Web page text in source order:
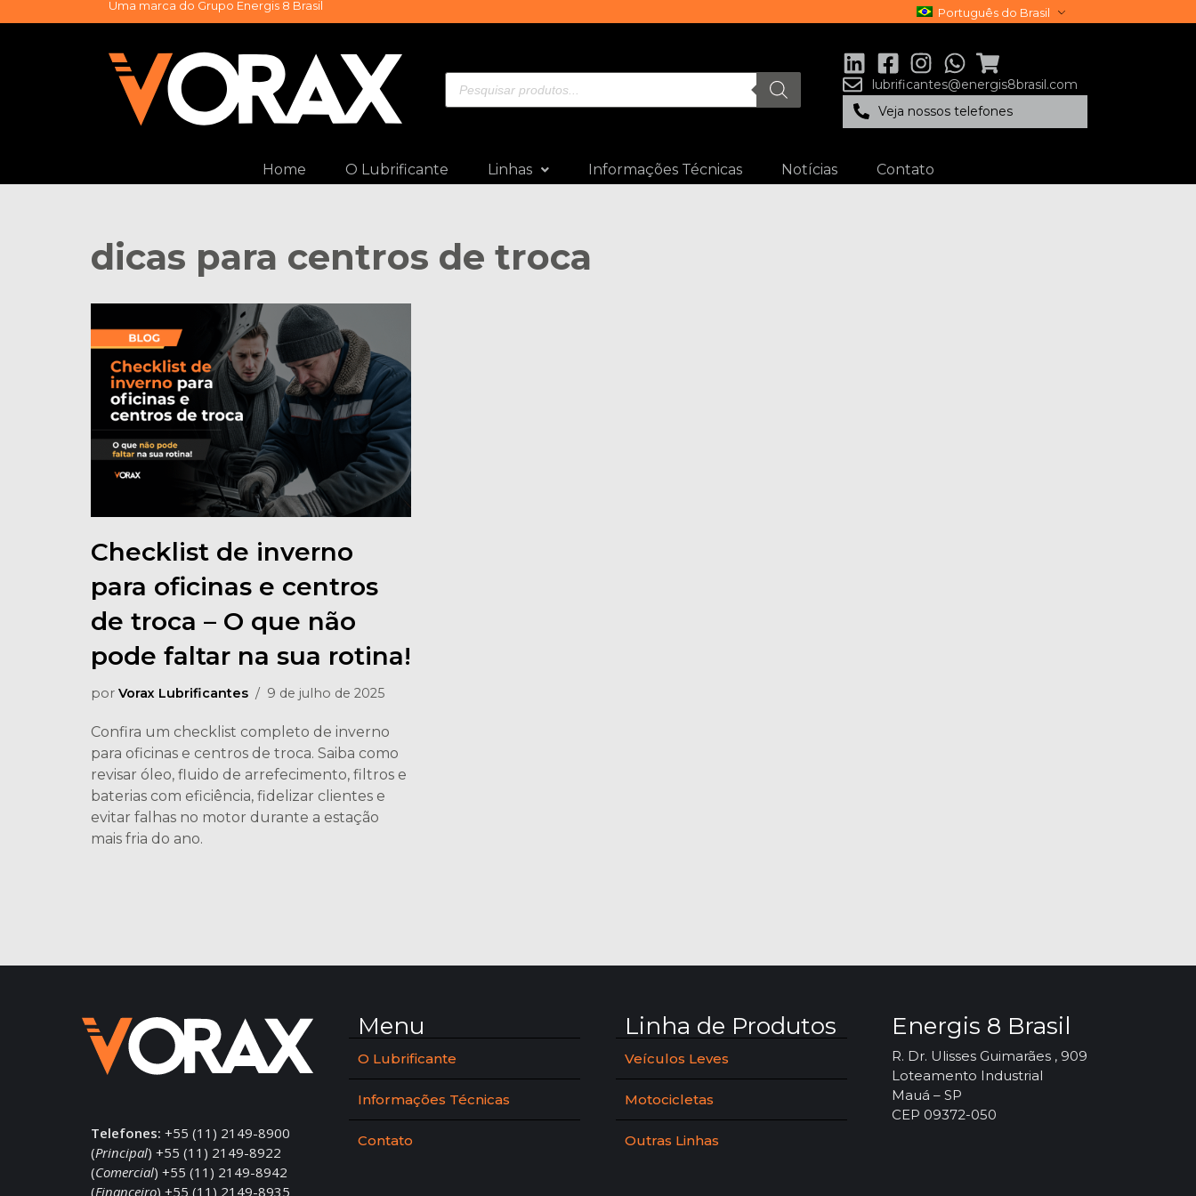
Uma marca do Grupo Energis 8 Brasil Português do Brasil
lubrificantes@energis8brasil.com
Veja nossos telefones
Home O Lubrificante Linhas Informações Técnicas Notícias Contato
dicas para centros de troca
Checklist de inverno
para oficinas e centros
de troca – O que não
pode faltar na sua rotina!
por Vorax Lubrificantes 9 de julho de 2025
Confira um checklist completo de inverno
para oficinas e centros de troca. Saiba como
revisar óleo, fluido de arrefecimento, filtros e
baterias com eficiência, fidelizar clientes e
evitar falhas no motor durante a estação
mais fria do ano.
Telefones: +55 (11) 2149-8900
(Principal) +55 (11) 2149-8922
(Comercial) +55 (11) 2149-8942
(Financeiro) +55 (11) 2149-8935
Menu
O Lubrificante
Informações Técnicas
Contato
Linha de Produtos
Veículos Leves
Motocicletas
Outras Linhas
Energis 8 Brasil
R. Dr. Ulisses Guimarães , 909
Loteamento Industrial
Mauá – SP
CEP 09372-050